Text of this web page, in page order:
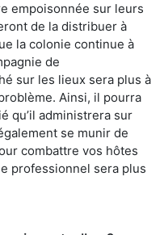
empoisonnée sur leurs
de la distribuer à
la colonie continue à
de
sur les lieux sera plus à
Ainsi, il pourra
qu’il administrera sur
se munir de
combattre vos hôtes
professionnel sera plus